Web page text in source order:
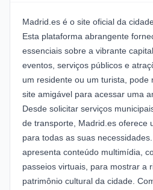
Madrid.es é o site oficial da
Esta plataforma abrangente
essenciais sobre a vibrante
eventos, serviços públicos e
um residente ou um turista, pode
site amigável para acessar uma
Desde solicitar serviços
de transporte, Madrid.es oferece
para todas as suas
apresenta conteúdo multimídia,
passeios virtuais, para mostrar a
patrimônio cultural da cidade.